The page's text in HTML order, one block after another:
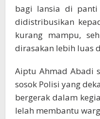
bagi lansia di
didistribusikan
kurang mampu,
dirasakan lebih luas
Aiptu Ahmad Abadi
sosok Polisi yang
bergerak dalam
lelah membantu